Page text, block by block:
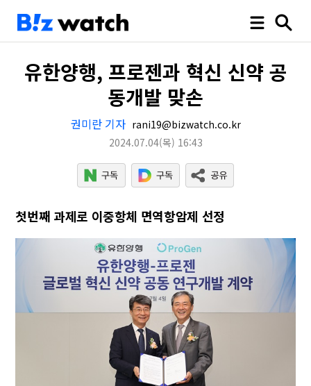
유한양행, 프로젠과 혁신 신약 공
동개발 맞손
권미란 기자 rani19@bizwatch.co.kr
2024.07.04(목) 16:43
첫번째 과제로 이중항체 면역항암제 선정